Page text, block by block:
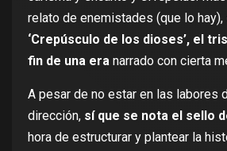
relato de enemistades (que lo hay),
‘Crepúsculo de los dioses’, el
fin de una era narrado con cierta
A pesar de no estar en las labores
dirección, sí que se nota el sello
hora de estructurar y plantear la